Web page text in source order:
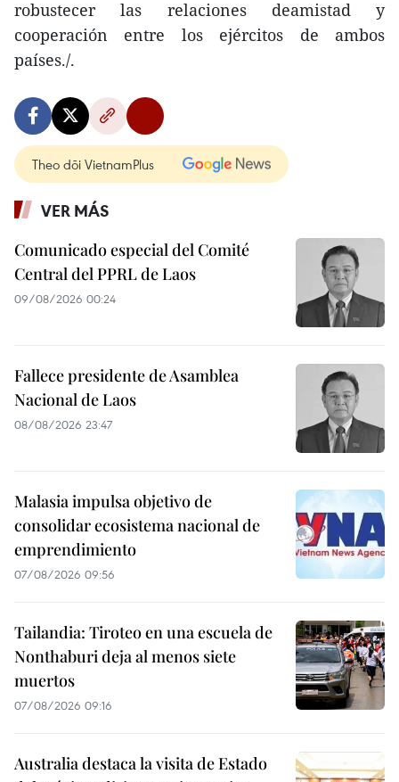
robustecer las relaciones deamistad y
cooperación entre los ejércitos de ambos
países./.
Theo dõi VietnamPlus
VER MÁS
Comunicado especial del Comité
Central del PPRL de Laos
09/08/2026 00:24
Fallece presidente de Asamblea
Nacional de Laos
08/08/2026 23:47
Malasia impulsa objetivo de
consolidar ecosistema nacional de
emprendimiento
07/08/2026 09:56
Tailandia: Tiroteo en una escuela de
Nonthaburi deja al menos siete
muertos
07/08/2026 09:16
Australia destaca la visita de Estado